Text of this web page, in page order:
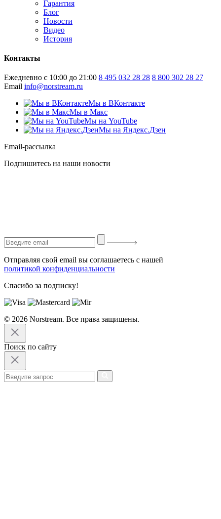
Гарантия
Блог
Новости
Видео
История
Контакты
Ежедневно с 10:00 до 21:00 8 495 032 28 28 8 800 302 28 27
Email info@norstream.ru
Мы в ВКонтакте
Мы в Макс
Мы на YouTube
Мы на Яндекс.Дзен
Email-рассылка
Подпишитесь на наши новости
Отправляя свой email вы соглашаетесь с нашей
политикой конфиденциальности
Спасибо за подписку!
© 2026 Norstream. Все права защищены.
Поиск по сайту